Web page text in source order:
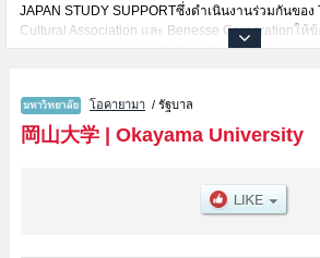
JAPAN STUDY SUPPORTซึ่งดำเนินงานร่วมกันของ
Cultural Association และ Benesse Corporationให้
ระดับมหาวิทยาลัย・บัณฑิตวิทยาลัย・วิทยาลัยระดั
ชาติเช่นข้อมูลของแต่ละคณะ,ข้อมูลการสอบคัดเลือกเ
สมัครหรือจำนวนคนที่ผ่านการสอบคัดเลือกเป็นต้น,แน
เป็นต้นไว้ด้วยดังนั้นขอเชิญใช้บริการค้นหาข้อมูลตามอั
โอคายามา / รัฐบาล
岡山大学| Okayama University